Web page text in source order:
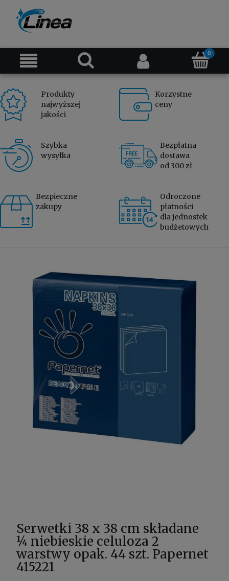
Produkty
najwyższej
jakości
Korzystne
ceny
Szybka
wysyłka
Bezpłatna
dostawa
od 300 zł
Bezpieczne
zakupy
Odroczone
płatności
dla jednostek
budżetowych
Serwetki 38 x 38 cm składane
¼ niebieskie celuloza 2
warstwy opak. 44 szt. Papernet
415221